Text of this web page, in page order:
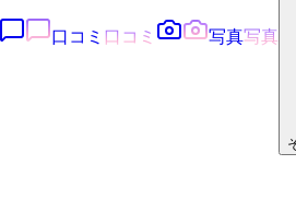
口コミ 口コミ 写真写真